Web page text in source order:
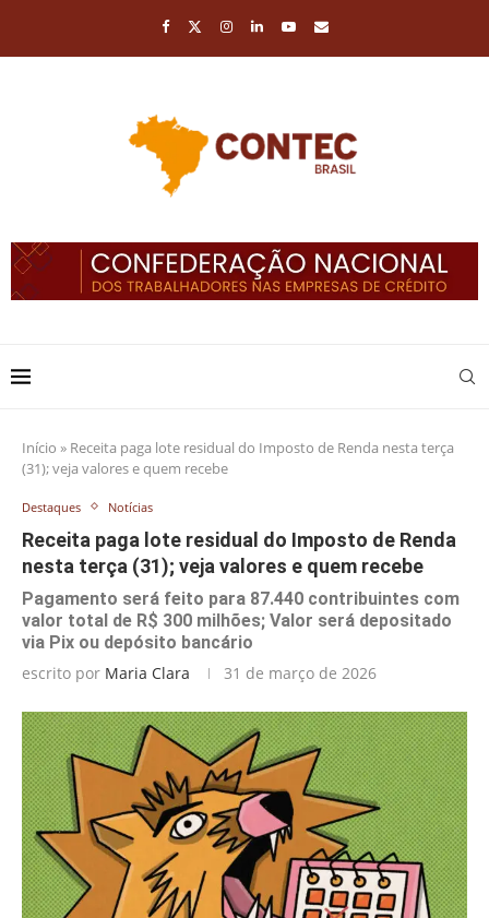
Início » Receita paga lote residual do Imposto de Renda nesta terça
(31); veja valores e quem recebe
Destaques Notícias
Receita paga lote residual do Imposto de Renda
nesta terça (31); veja valores e quem recebe
Pagamento será feito para 87.440 contribuintes com
valor total de R$ 300 milhões; Valor será depositado
via Pix ou depósito bancário
escrito por Maria Clara 31 de março de 2026